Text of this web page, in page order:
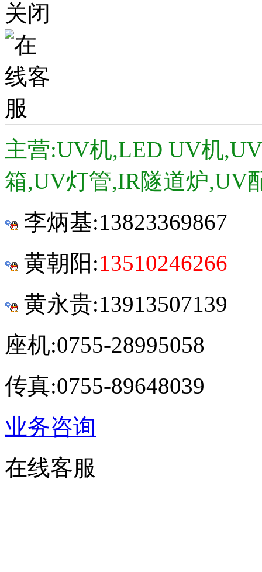
关闭
主营:UV机,LED UV机
箱,UV灯管,IR隧道炉,UV
李炳基:13823369867
黄朝阳:13510246266
黄永贵:13913507139
座机:0755-28995058
传真:0755-89648039
业务咨询
在线客服